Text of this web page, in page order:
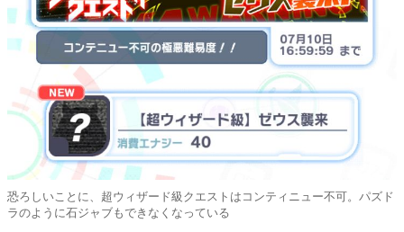
恐ろしいことに、超ウィザード級クエストはコンティニュー不可。パズド
ラのように石ジャブもできなくなっている